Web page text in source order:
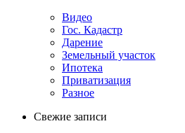
Видео
Гос. Кадастр
Дарение
Земельный участок
Ипотека
Приватизация
Разное
Свежие записи